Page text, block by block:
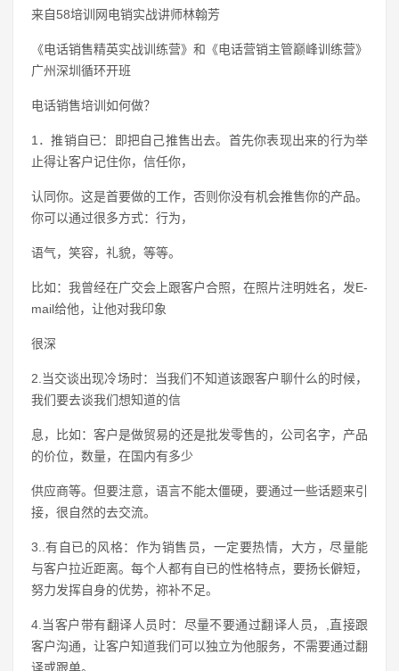
来自58培训网电销实战讲师林翰芳
《电话销售精英实战训练营》和《电话营销主管巅峰训练营》
广州深圳循环开班
电话销售培训如何做？
1．推销自已：即把自己推售出去。首先你表现出来的行为举
止得让客户记住你，信任你，
认同你。这是首要做的工作，否则你没有机会推售你的产品。
你可以通过很多方式：行为，
语气，笑容，礼貌，等等。
比如：我曾经在广交会上跟客户合照，在照片注明姓名，发E-
mail给他，让他对我印象
很深
2.当交谈出现冷场时：当我们不知道该跟客户聊什么的时候，
我们要去谈我们想知道的信
息，比如：客户是做贸易的还是批发零售的，公司名字，产品
的价位，数量，在国内有多少
供应商等。但要注意，语言不能太僵硬，要通过一些话题来引
接，很自然的去交流。
3..有自已的风格：作为销售员，一定要热情，大方，尽量能
与客户拉近距离。每个人都有自已的性格特点，要扬长僻短，
努力发挥自身的优势，祢补不足。
4.当客户带有翻译人员时：尽量不要通过翻译人员，,直接跟
客户沟通，让客户知道我们可以独立为他服务，不需要通过翻
译或跟单。